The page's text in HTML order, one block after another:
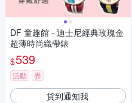
DF 童趣館 - 迪士尼經典玫瑰金
超薄時尚織帶錶
$539
活動 券
貨到通知我